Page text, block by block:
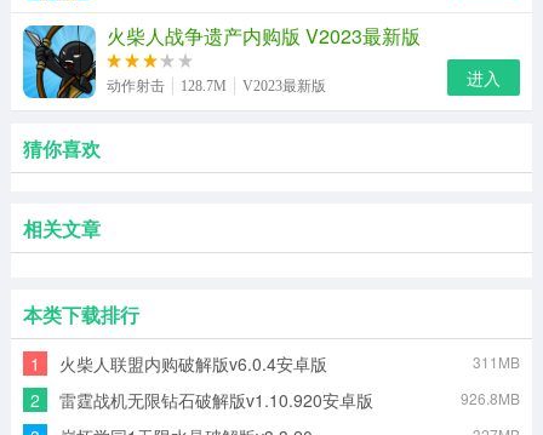
火柴人战争遗产内购版 V2023最新版
动作射击 128.7M V2023最新版 进入
猜你喜欢
相关文章
本类下载排行
1 火柴人联盟内购破解版v6.0.4安卓版 311MB
2 雷霆战机无限钻石破解版v1.10.920安卓版 926.8MB